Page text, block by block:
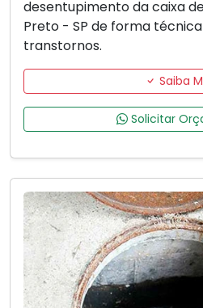
desentupimento da caixa
Preto - SP de forma
transtornos.
Saiba
Solicitar